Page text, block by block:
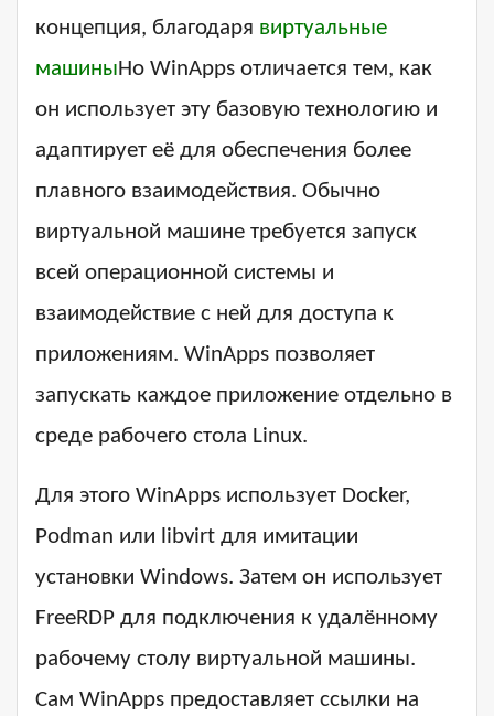
концепция, благодаря виртуальные
машиныНо WinApps отличается тем, как
он использует эту базовую технологию и
адаптирует её для обеспечения более
плавного взаимодействия. Обычно
виртуальной машине требуется запуск
всей операционной системы и
взаимодействие с ней для доступа к
приложениям. WinApps позволяет
запускать каждое приложение отдельно в
среде рабочего стола Linux.
Для этого WinApps использует Docker,
Podman или libvirt для имитации
установки Windows. Затем он использует
FreeRDP для подключения к удалённому
рабочему столу виртуальной машины.
Сам WinApps предоставляет ссылки на